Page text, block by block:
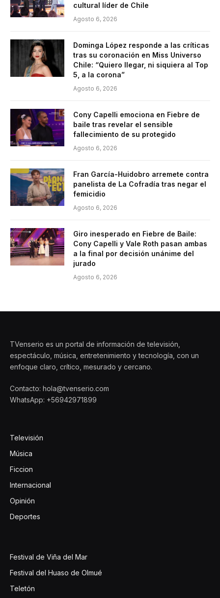
cultural líder de Chile
Agosto 6, 2026
Dominga López responde a las críticas
tras su coronación en Miss Universo
Chile: “Quiero llegar, ni siquiera al Top
5, a la corona”
Agosto 6, 2026
Cony Capelli emociona en Fiebre de
baile tras revelar el sensible
fallecimiento de su protegido
Agosto 6, 2026
Fran García-Huidobro arremete contra
panelista de La Cofradía tras negar el
femicidio
Agosto 6, 2026
Giro inesperado en Fiebre de Baile:
Cony Capelli y Vale Roth pasan ambas
a la final por decisión unánime del
jurado
Agosto 6, 2026
TVenserio es un portal de información de televisión,
espectáculo, música, entretenimiento y tecnología, con un
enfoque claro, crítico, mesurado y cercano.
Contacto: hola@tvenserio.com
WhatsApp: +56942971899
Televisión
Música
Ficcion
Internacional
Opinión
Deportes
Festival de Viña del Mar
Festival del Huaso de Olmué
Teletón